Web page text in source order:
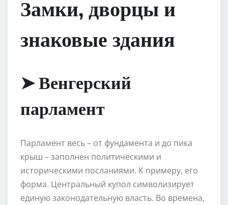
Замки, дворцы и
знаковые здания
➤ Венгерский
парламент
Парламент весь – от фундамента и до пика
крыш – заполнен политическими и
историческими посланиями. К примеру, его
форма. Центральный купол символизирует
единую законодательную власть. Во времена,